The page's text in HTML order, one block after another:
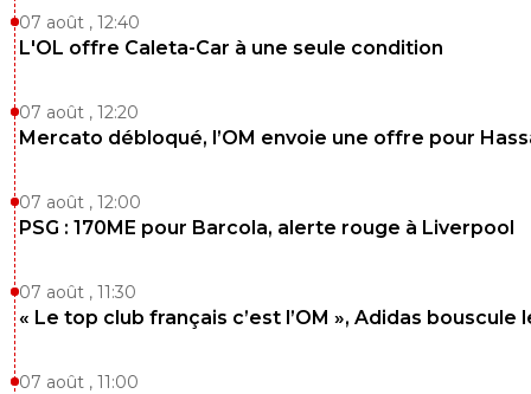
07 août , 12:40
L'OL offre Caleta-Car à une seule condition
07 août , 12:20
Mercato débloqué, l’OM envoie une offre pour
07 août , 12:00
PSG : 170ME pour Barcola, alerte rouge à Liverpool
07 août , 11:30
« Le top club français c’est l’OM », Adidas bouscule
07 août , 11:00